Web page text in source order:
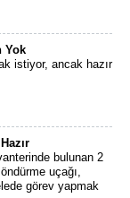
Yok
istiyor, ancak hazır
bulunan 2
uçağı,
görev yapmak